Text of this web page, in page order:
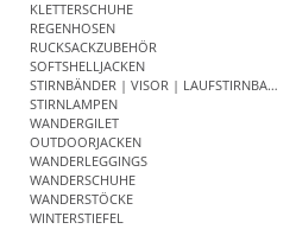
KLETTERSCHUHE
REGENHOSEN
RUCKSACKZUBEHÖR
SOFTSHELLJACKEN
STIRNBÄNDER | VISOR | LAUFSTIRNBAND
STIRNLAMPEN
WANDERGILET
OUTDOORJACKEN
WANDERLEGGINGS
WANDERSCHUHE
WANDERSTÖCKE
WINTERSTIEFEL